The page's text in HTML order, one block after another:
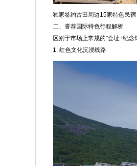
独家签约古田周边15家特色民
二、誉荐国际特色行程解析
区别于市场上常规的"会址+纪念
1. 红色文化沉浸线路